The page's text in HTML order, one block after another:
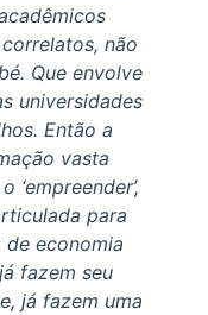
não
Que envolve
universidades
Então a
vasta
‘empreender’,
para
de economia
fazem seu
já fazem uma